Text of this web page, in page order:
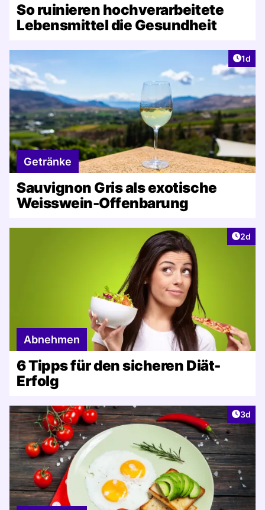
So ruinieren hochverarbeitete
Lebensmittel die Gesundheit
1d
Getränke
Sauvignon Gris als exotische
Weisswein-Offenbarung
2d
Abnehmen
6 Tipps für den sicheren Diät-
Erfolg
3d